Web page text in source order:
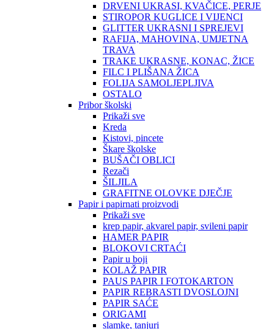
DRVENI UKRASI, KVAČICE, PERJE
STIROPOR KUGLICE I VIJENCI
GLITTER UKRASNI I SPREJEVI
RAFIJA, MAHOVINA, UMJETNA
TRAVA
TRAKE UKRASNE, KONAC, ŽICE
FILC I PLIŠANA ŽICA
FOLIJA SAMOLJEPLJIVA
OSTALO
Pribor školski
Prikaži sve
Kreda
Kistovi, pincete
Škare školske
BUŠAČI OBLICI
Rezači
ŠILJILA
GRAFITNE OLOVKE DJEČJE
Papir i papirnati proizvodi
Prikaži sve
krep papir, akvarel papir, svileni papir
HAMER PAPIR
BLOKOVI CRTAĆI
Papir u boji
KOLAŽ PAPIR
PAUS PAPIR I FOTOKARTON
PAPIR REBRASTI DVOSLOJNI
PAPIR SAĆE
ORIGAMI
slamke, tanjuri